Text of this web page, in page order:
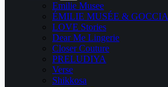
Emilie Musee
ÉMILIE MUSÉE & GOCCIA
LOVE Stories
Dear Me Lingerie
Closer Couture
PRELUDIYA
Verse
Shikkosa